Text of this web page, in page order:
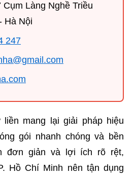
Cụm Làng Nghề Triều
Hà Nội
247
mang lại giải pháp hiệu
gói nhanh chóng và bền
đơn giản và lợi ích rõ rệt,
Hồ Chí Minh nên tận dụng